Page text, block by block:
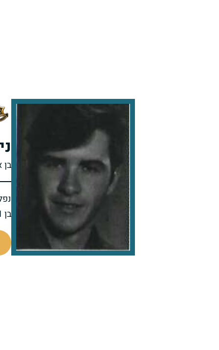
בן 21 בנופלו